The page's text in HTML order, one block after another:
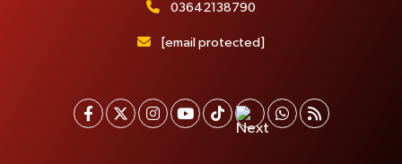
03642138790
[email protected]